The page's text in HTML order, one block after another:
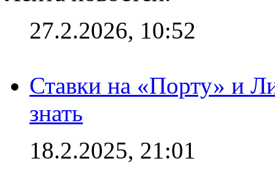
27.2.2026, 10:52
Ставки на «Порту» и
знать
18.2.2025, 21:01